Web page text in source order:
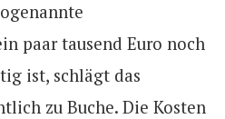
paar tausend Euro noch
ist, schlägt das
zu Buche. Die Kosten